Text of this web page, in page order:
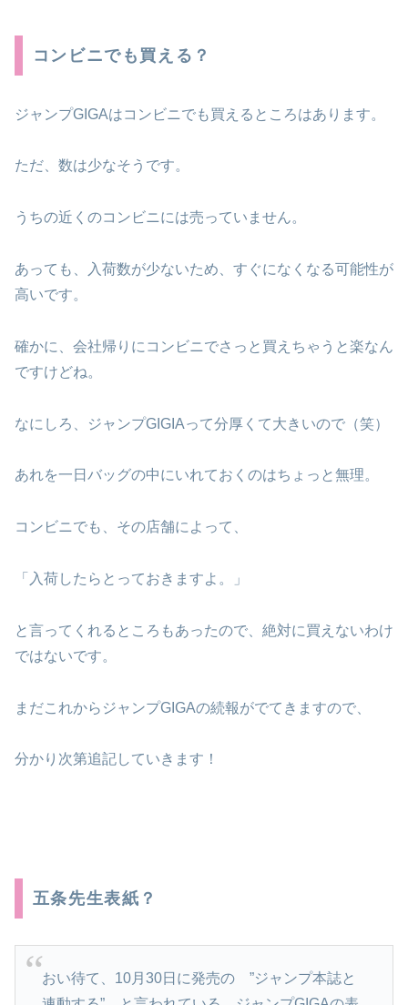
コンビニでも買える？
ジャンプGIGAはコンビニでも買えるところはあります。
ただ、数は少なそうです。
うちの近くのコンビニには売っていません。
あっても、入荷数が少ないため、すぐになくなる可能性が
高いです。
確かに、会社帰りにコンビニでさっと買えちゃうと楽なん
ですけどね。
なにしろ、ジャンプGIGIAって分厚くて大きいので（笑）
あれを一日バッグの中にいれておくのはちょっと無理。
コンビニでも、その店舗によって、
「入荷したらとっておきますよ。」
と言ってくれるところもあったので、絶対に買えないわけ
ではないです。
まだこれからジャンプGIGAの続報がでてきますので、
分かり次第追記していきます！
五条先生表紙？
おい待て、10月30日に発売の ”ジャンプ本誌と